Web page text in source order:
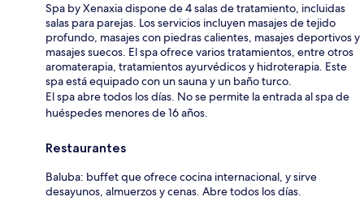
Spa by Xenaxia dispone de 4 salas de tratamiento, incluidas
salas para parejas. Los servicios incluyen masajes de tejido
profundo, masajes con piedras calientes, masajes deportivos y
masajes suecos. El spa ofrece varios tratamientos, entre otros
aromaterapia, tratamientos ayurvédicos y hidroterapia. Este
spa está equipado con un sauna y un baño turco.
El spa abre todos los días. No se permite la entrada al spa de
huéspedes menores de 16 años.
Restaurantes
Baluba: buffet que ofrece cocina internacional, y sirve
desayunos, almuerzos y cenas. Abre todos los días.